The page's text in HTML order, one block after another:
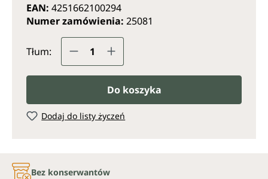
EAN: 4251662100294
Numer zamówienia: 25081
Tłum: Ilość produktu: Wprowadź
Do koszyka
Dodaj do listy życzeń
Bez konserwantów